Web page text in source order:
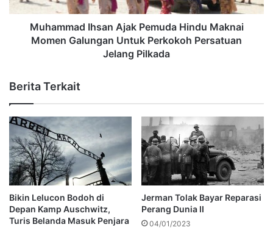
Muhammad Ihsan Ajak Pemuda Hindu Maknai
Momen Galungan Untuk Perkokoh Persatuan
Jelang Pilkada
Berita Terkait
Bikin Lelucon Bodoh di
Depan Kamp Auschwitz,
Turis Belanda Masuk Penjara
Jerman Tolak Bayar Reparasi
Perang Dunia II
04/01/2023